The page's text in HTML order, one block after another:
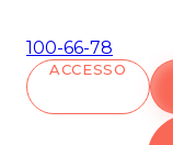
100-66-78
ACCESSO